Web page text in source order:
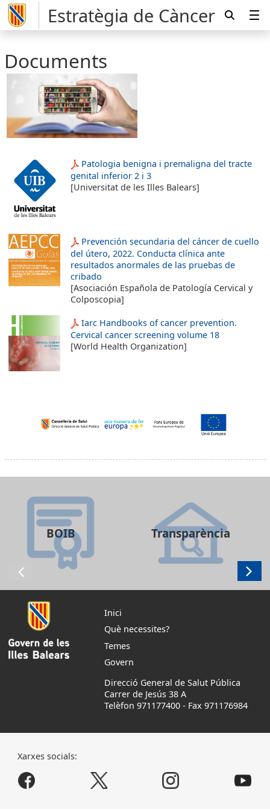
Estratègia de Càncer
Documents
Patologia benigna i premaligna del tracte
genital inferior 2 i 3
[Universitat de les Illes Balears]
Prevención secundaria del cáncer de cuello
del útero, 2022. Conducta clínica ante
resultados anormales de las pruebas de
cribado
[Asociación Española de Patología Cervical y
Colposcopia]
Iarc Handbooks of cancer prevention.
Cervical cancer screening volume 18
[World Health Organization]
BOIB Transparència
Inici
Què necessites?
Temes
Govern
Direcció General de Salut Pública
Carrer de Jesús 38 A
Telèfon 971177400 - Fax 971176984
Xarxes socials: